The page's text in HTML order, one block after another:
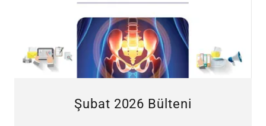
Şubat 2026 Bülteni